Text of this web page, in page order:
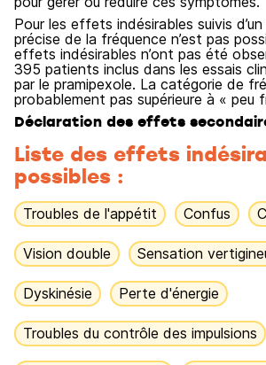
Pour les effets indésirables suivis
précise de la fréquence n’est pas
effets indésirables n’ont pas été
395 patients inclus dans les essais
par le pramipexole. La catégorie de
probablement pas supérieure à « peu
Déclaration des effets
Liste des effets
possibles :
Troubles de l'appétit Confus
Vision double Sensation
Dyskinésie Perte d'énergie
Troubles du contrôle des impulsions